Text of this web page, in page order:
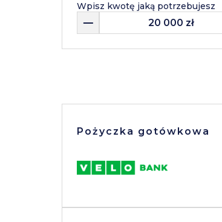
Wpisz kwotę jaką potrzebujesz
Pożyczka gotówkowa